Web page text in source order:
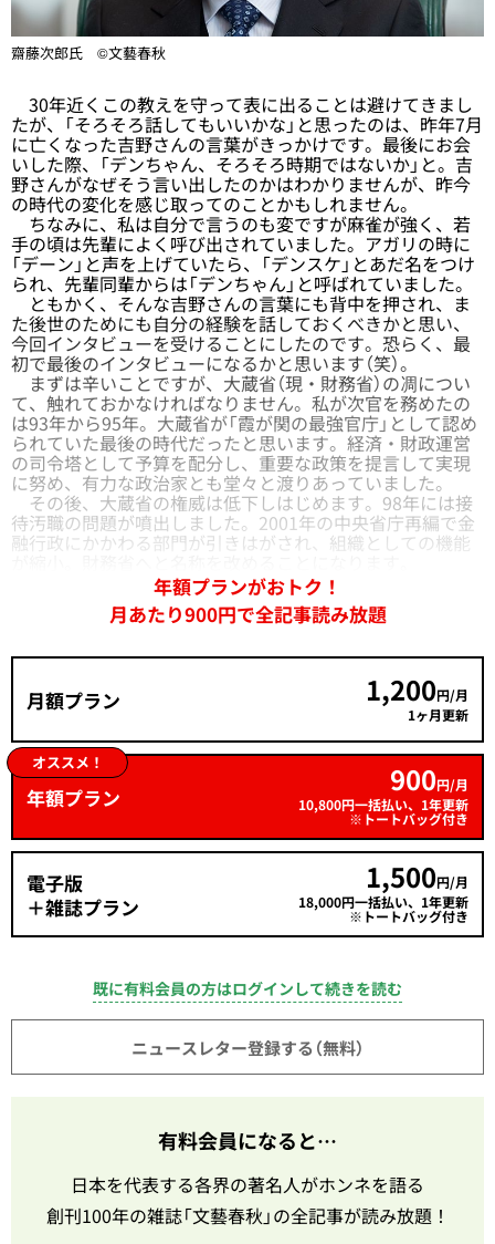
齋藤次郎氏 ©文藝春秋
30年近くこの教えを守って表に出ることは避けてきまし
たが、「そろそろ話してもいいかな」と思ったのは、昨年7月
に亡くなった吉野さんの言葉がきっかけです。最後にお会
いした際、「デンちゃん、そろそろ時期ではないか」と。吉
野さんがなぜそう言い出したのかはわかりませんが、昨今
の時代の変化を感じ取ってのことかもしれません。
ちなみに、私は自分で言うのも変ですが麻雀が強く、若
手の頃は先輩によく呼び出されていました。アガリの時に
「デーン」と声を上げていたら、「デンスケ」とあだ名をつけ
られ、先輩同輩からは「デンちゃん」と呼ばれていました。
ともかく、そんな吉野さんの言葉にも背中を押され、ま
た後世のためにも自分の経験を話しておくべきかと思い、
今回インタビューを受けることにしたのです。恐らく、最
初で最後のインタビューになるかと思います（笑）。
まずは辛いことですが、大蔵省（現・財務省）の凋につい
て、触れておかなければなりません。私が次官を務めたの
は93年から95年。大蔵省が「霞が関の最強官庁」として認め
られていた最後の時代だったと思います。経済・財政運営
の司令塔として予算を配分し、重要な政策を提言して実現
に努め、有力な政治家とも堂々と渡りあっていました。
その後、大蔵省の権威は低下しはじめます。98年には接
待汚職の問題が噴出しました。2001年の中央省庁再編で金
融行政にかかわる部門が引きはがされ、組織としての機能
年額プランがおトク！
月あたり900円で全記事読み放題
月額プラン 1,200円/月
1ヶ月更新
オススメ！
年額プラン 900円/月
10,800円一括払い、1年更新
※トートバッグ付き
電子版
＋雑誌プラン
1,500円/月
18,000円一括払い、1年更新
※トートバッグ付き
既に有料会員の方はログインして続きを読む
ニュースレター登録する（無料）
有料会員になると…
日本を代表する各界の著名人がホンネを語る
創刊100年の雑誌「文藝春秋」の全記事が読み放題！